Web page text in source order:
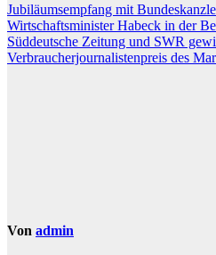
Beitragsnavigation
Jubiläumsempfang mit
Wirtschaftsminister Habeck in der
Süddeutsche Zeitung und SWR
Verbraucherjournalistenpreis des
Von admin